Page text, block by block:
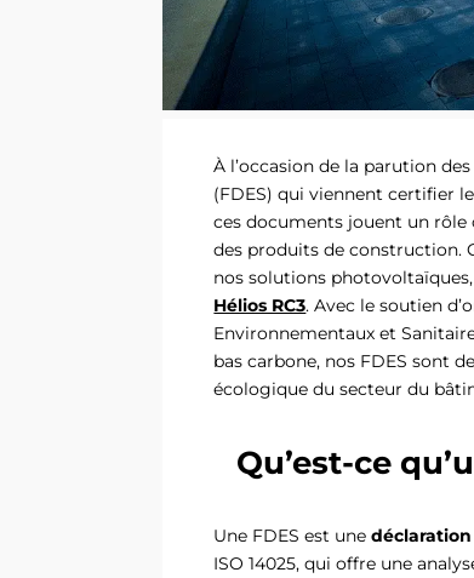
À l’occasion de la parution
(FDES) qui viennent certifier
ces documents jouent un rôle
des produits de construction.
nos solutions
Hélios RC3. Avec le soutien
Environnementaux et
bas carbone, nos FDES sont
écologique du secteur du
Qu’est-ce
Une FDES est une
ISO 14025, qui offre une